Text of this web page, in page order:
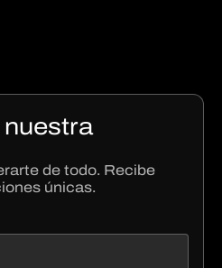
de todo. Recibe
únicas.